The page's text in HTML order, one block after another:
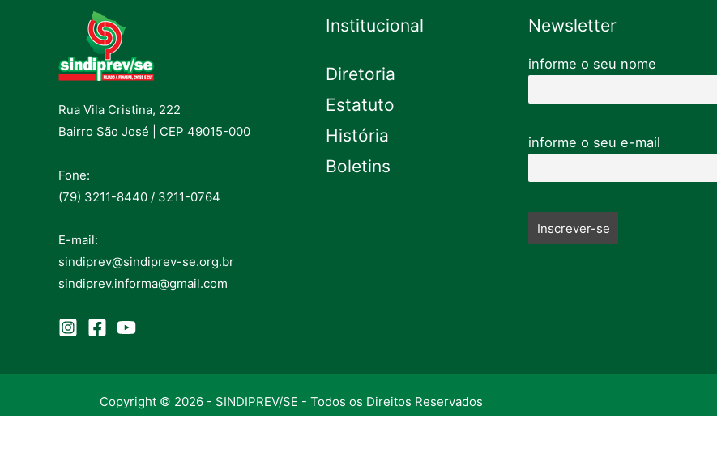
Rua Vila Cristina, 222
Bairro São José | CEP 49015-000
Fone:
(79) 3211-8440 / 3211-0764
E-mail:
sindiprev@sindiprev-se.org.br
sindiprev.informa@gmail.com
Institucional
Diretoria
Estatuto
História
Boletins
Newsletter
informe o seu nome
informe o seu e-mail
Copyright © 2026 - SINDIPREV/SE - Todos os Direitos Reservados